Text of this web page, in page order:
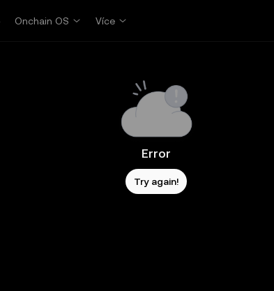
Onchain OS Více
Error
Try again!